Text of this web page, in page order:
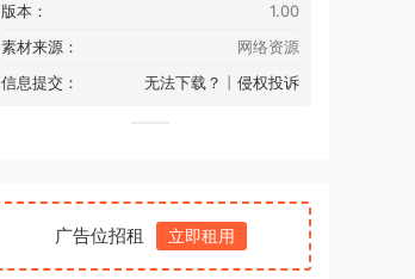
版本：
1.00
素材来源：
网络资源
信息提交：
无法下载？ 丨 侵权投诉
广告位招租 立即租用